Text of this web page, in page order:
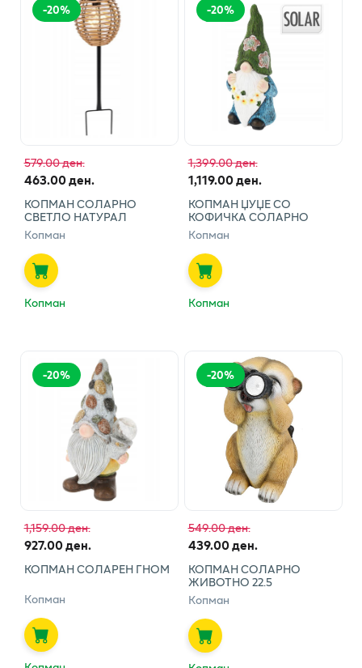
-20%
579.00 ден.
463.00 ден.
КОПМАН СОЛАРНО
СВЕТЛО НАТУРАЛ
Копман
Копман
-20%
1,399.00 ден.
1,119.00 ден.
КОПМАН ЏУЏЕ СО
КОФИЧКА СОЛАРНО
Копман
Копман
-20%
1,159.00 ден.
927.00 ден.
КОПМАН СОЛАРЕН ГНОМ
Копман
-20%
549.00 ден.
439.00 ден.
КОПМАН СОЛАРНО
ЖИВОТНО 22.5
Копман